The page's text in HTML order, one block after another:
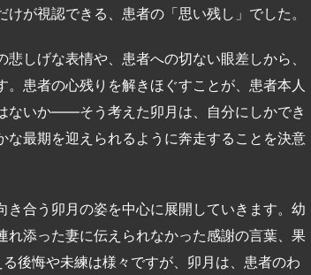
が視認できる、患者の「思い残し」でした。
しげな表情や、患者への切ない眼差しから、
患者の心残りを解きほぐすことが、患者本人
ないか――そう考えた卯月は、自分にしかでき
最期を迎えられるように奔走することを決意
合う卯月の姿を中心に展開していきます。幼
添った妻に伝えられなかった感謝の言葉、果
後悔や未練は様々ですが、卯月は、患者のわ